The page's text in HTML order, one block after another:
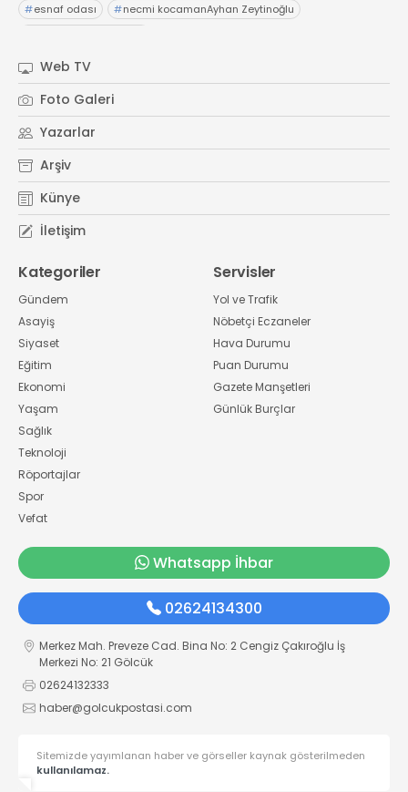
#esnaf odası #necmi kocamanAyhan Zeytinoğlu
Web TV
Foto Galeri
Yazarlar
Arşiv
Künye
İletişim
Kategoriler
Gündem
Asayiş
Siyaset
Eğitim
Ekonomi
Yaşam
Sağlık
Teknoloji
Röportajlar
Spor
Vefat
Servisler
Yol ve Trafik
Nöbetçi Eczaneler
Hava Durumu
Puan Durumu
Gazete Manşetleri
Günlük Burçlar
Whatsapp İhbar
02624134300
Merkez Mah. Preveze Cad. Bina No: 2 Cengiz Çakıroğlu İş
Merkezi No: 21 Gölcük
02624132333
haber@golcukpostasi.com
Sitemizde yayımlanan haber ve görseller kaynak gösterilmeden
kullanılamaz.